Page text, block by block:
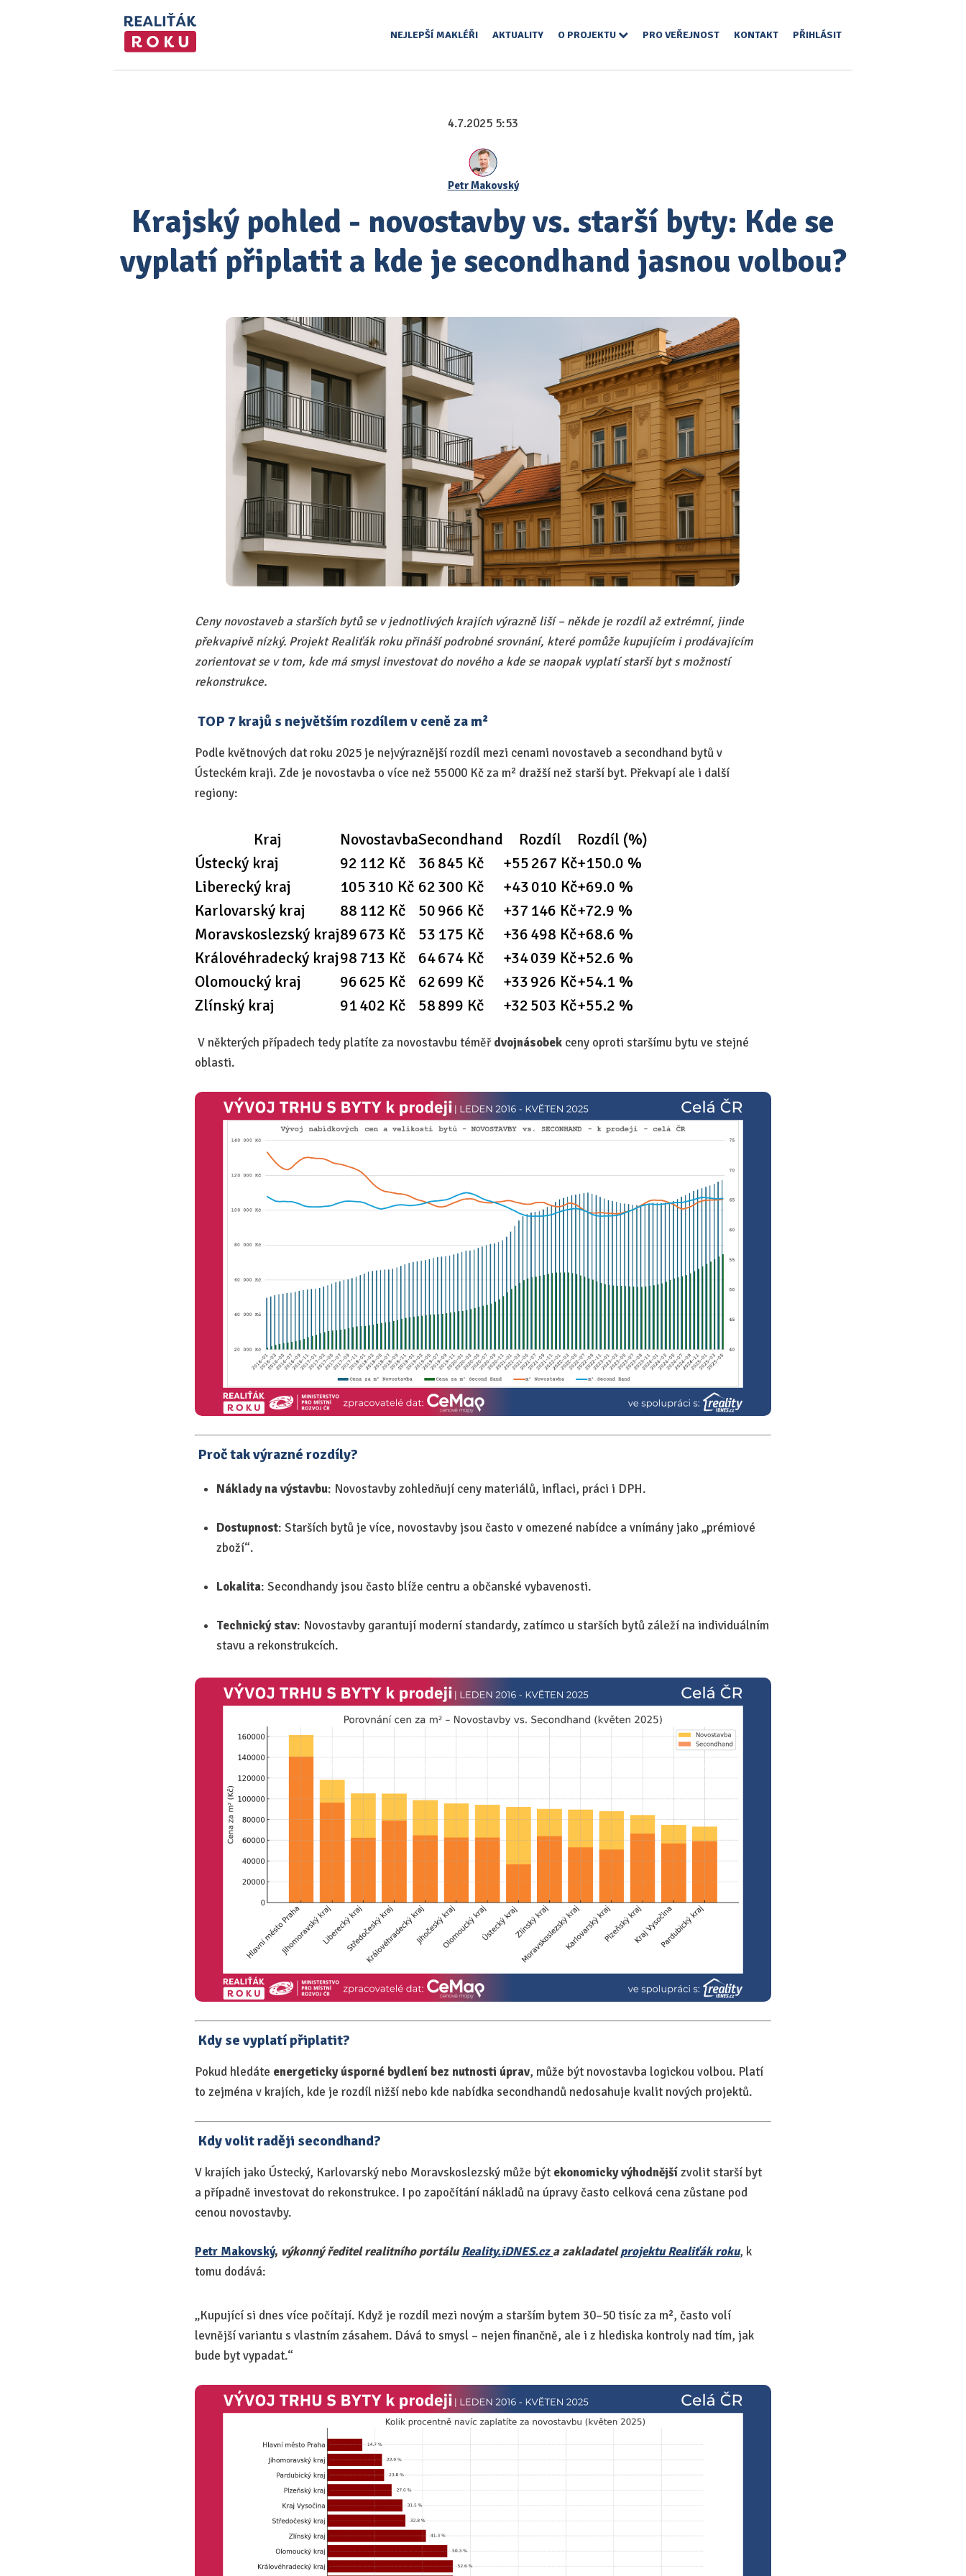
NEJLEPŠÍ MAKLÉŘI AKTUALITY O PROJEKTU PRO VEŘEJNOST KONTAKT PŘIHLÁSIT
4.7.2025 5:53
Petr Makovský
Krajský pohled - novostavby vs. starší byty: Kde se
vyplatí připlatit a kde je secondhand jasnou volbou?
Ceny novostaveb a starších bytů se v jednotlivých krajích výrazně liší – někde je rozdíl až extrémní, jinde
překvapivě nízký. Projekt Realiťák roku přináší podrobné srovnání, které pomůže kupujícím i prodávajícím
zorientovat se v tom, kde má smysl investovat do nového a kde se naopak vyplatí starší byt s možností
rekonstrukce.
TOP 7 krajů s největším rozdílem v ceně za m²
Podle květnových dat roku 2025 je nejvýraznější rozdíl mezi cenami novostaveb a secondhand bytů v
Ústeckém kraji. Zde je novostavba o více než 55 000 Kč za m² dražší než starší byt. Překvapí ale i další
regiony:
Kraj NovostavbaSecondhand Rozdíl
Rozdíl (%)
Ústecký kraj
92 112 Kč 36 845 Kč +55 267 Kč+150.0 %
Liberecký kraj
105 310 Kč 62 300 Kč +43 010 Kč+69.0 %
Karlovarský kraj
88 112 Kč 50 966 Kč +37 146 Kč+72.9 %
Moravskoslezský kraj89 673 Kč 53 175 Kč +36 498 Kč+68.6 %
Královéhradecký kraj98 713 Kč 64 674 Kč +34 039 Kč+52.6 %
Olomoucký kraj
96 625 Kč 62 699 Kč +33 926 Kč+54.1 %
Zlínský kraj
91 402 Kč 58 899 Kč +32 503 Kč+55.2 %
V některých případech tedy platíte za novostavbu téměř dvojnásobek ceny oproti staršímu bytu ve stejné
oblasti.
Proč tak výrazné rozdíly?
Náklady na výstavbu: Novostavby zohledňují ceny materiálů, inflaci, práci i DPH.
Dostupnost: Starších bytů je více, novostavby jsou často v omezené nabídce a vnímány jako „prémiové
zboží“.
Lokalita: Secondhandy jsou často blíže centru a občanské vybavenosti.
Technický stav: Novostavby garantují moderní standardy, zatímco u starších bytů záleží na individuálním
stavu a rekonstrukcích.
Kdy se vyplatí připlatit?
Pokud hledáte energeticky úsporné bydlení bez nutnosti úprav, může být novostavba logickou volbou. Platí
to zejména v krajích, kde je rozdíl nižší nebo kde nabídka secondhandů nedosahuje kvalit nových projektů.
Kdy volit raději secondhand?
V krajích jako Ústecký, Karlovarský nebo Moravskoslezský může být ekonomicky výhodnějšízvolit starší byt
a případně investovat do rekonstrukce. I po započítání nákladů na úpravy často celková cena zůstane pod
cenou novostavby.
Petr Makovský, výkonný ředitel realitního portáluReality.iDNES.cza zakladatelprojektu Realiťák roku, k
tomu dodává:
„Kupující si dnes více počítají. Když je rozdíl mezi novým a starším bytem 30–50 tisíc za m², často volí
levnější variantu s vlastním zásahem. Dává to smysl – nejen finančně, ale i z hlediska kontroly nad tím, jak
bude byt vypadat.“